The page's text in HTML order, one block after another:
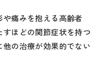
痛みを抱える高齢者
ほどの関節症状を持つ
の治療が効果的でない